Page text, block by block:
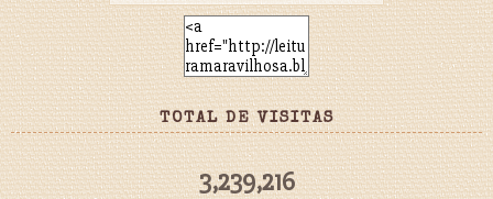
TOTAL DE VISITAS
3,239,216